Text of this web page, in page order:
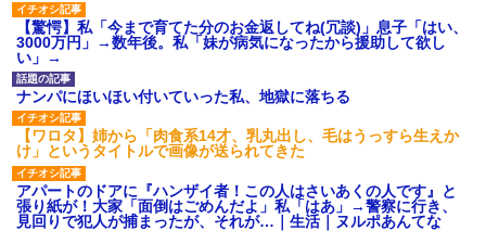
【驚愕】私「今まで育てた分のお金返してね(冗談)」息子「はい、
3000万円」→数年後。私「妹が病気になったから援助して欲し
い」→
ナンパにほいほい付いていった私、地獄に落ちる
【ワロタ】姉から「肉食系14才、乳丸出し、毛はうっすら生えか
け」というタイトルで画像が送られてきた
アパートのドアに『ハンザイ者！この人はさいあくの人です』と
張り紙が！大家「面倒はごめんだよ」私「はあ」→警察に行き、
見回りで犯人が捕まったが、それが…｜生活｜ヌルポあんてな